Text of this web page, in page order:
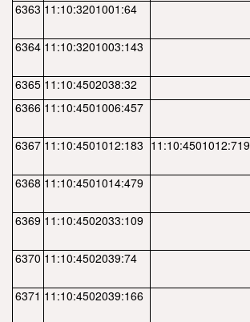
6363 11:10:3201001:64
6364 11:10:3201003:143
6365 11:10:4502038:32
6366 11:10:4501006:457
6367 11:10:4501012:183 11:10:4501012:719
6368 11:10:4501014:479
6369 11:10:4502033:109
6370 11:10:4502039:74
6371 11:10:4502039:166